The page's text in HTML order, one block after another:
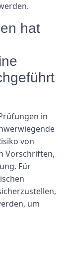
hat
in
von
Vorschriften,
Für
um